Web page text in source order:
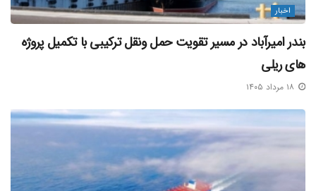
اخبار
بندر امیرآباد در مسیر تقویت حمل‌ ونقل ترکیبی با تکمیل پروژه‌
های ریلی